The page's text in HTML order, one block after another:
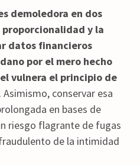
demoledora en dos
y la
datos financieros
por el mero hecho
vulnera el principio de
. Asimismo, conservar esa
en bases de
riesgo flagrante de fugas
de la intimidad